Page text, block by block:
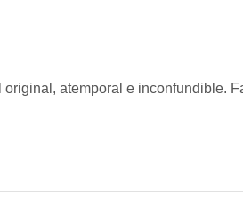
atemporal e inconfundible.